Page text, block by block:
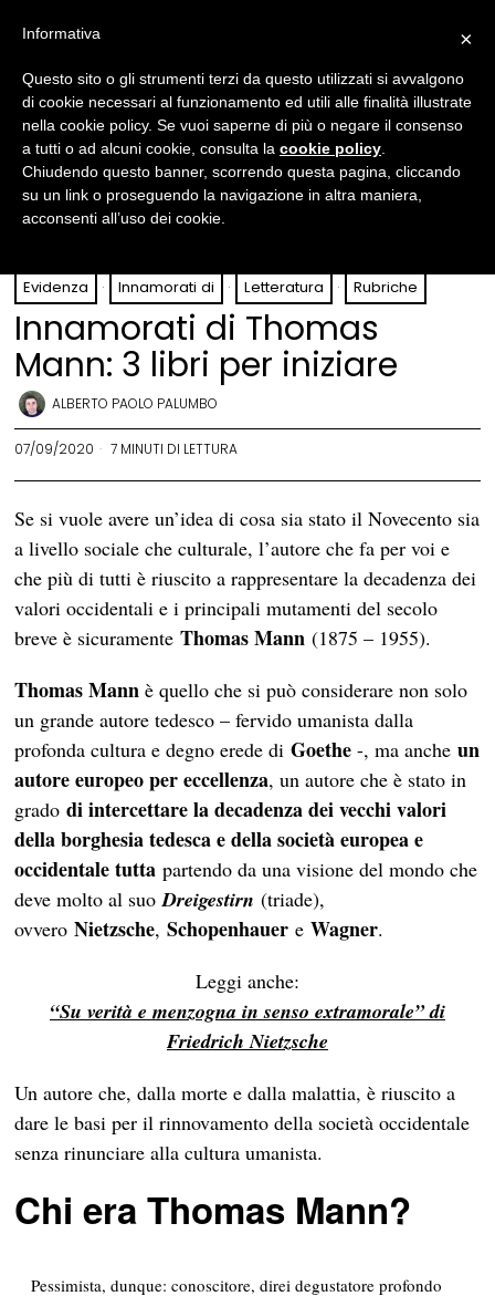
Evidenza · Innamorati di · Letteratura · Rubriche
Innamorati di Thomas
Mann: 3 libri per iniziare
ALBERTO PAOLO PALUMBO
07/09/2020 7 MINUTI DI LETTURA
Se si vuole avere un’idea di cosa sia stato il Novecento sia
a livello sociale che culturale, l’autore che fa per voi e
che più di tutti è riuscito a rappresentare la decadenza dei
valori occidentali e i principali mutamenti del secolo
breve è sicuramenteThomas Mann (1875 – 1955).
Thomas Mann è quello che si può considerare non solo
un grande autore tedesco – fervido umanista dalla
profonda cultura e degno erede diGoethe -, ma ancheun
autore europeo per eccellenza, un autore che è stato in
gradodi intercettare la decadenza dei vecchi valori
della borghesia tedesca e della società europea e
occidentale tuttapartendo da una visione del mondo che
deve molto al suoDreigestirn (triade),
ovveroNietzsche,Schopenhauer eWagner.
Leggi anche:
“Su verità e menzogna in senso extramorale” di
Friedrich Nietzsche
Un autore che, dalla morte e dalla malattia, è riuscito a
dare le basi per il rinnovamento della società occidentale
senza rinunciare alla cultura umanista.
Chi era Thomas Mann?
Pessimista, dunque: conoscitore, direi degustatore profondo
×
Informativa
Questo sito o gli strumenti terzi da questo utilizzati si avvalgono
di cookie necessari al funzionamento ed utili alle finalità illustrate
nella cookie policy. Se vuoi saperne di più o negare il consenso
a tutti o ad alcuni cookie, consulta la cookie policy
Chiudendo questo banner, scorrendo questa pagina, cliccando
su un link o proseguendo la navigazione in altra maniera,
acconsenti all’uso dei cookie.